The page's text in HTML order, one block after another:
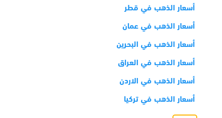
أسعار الذهب في قطر
أسعار الذهب في عمان
أسعار الذهب في البحرين
أسعار الذهب في العراق
أسعار الذهب في الاردن
أسعار الذهب في تركيا